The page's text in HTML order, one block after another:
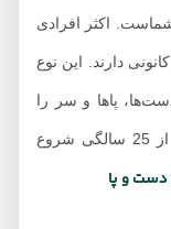
اکثر افرادی
دارند. این نوع
پاها و سر را
درگیر می‌کند. معمولاً در اوایل زندگی، قبل از 25 سالگی شروع
پا